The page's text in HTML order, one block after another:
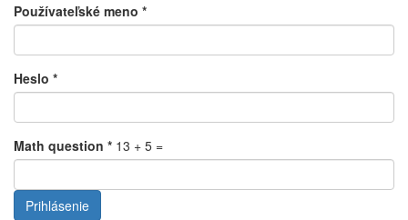
Používateľské meno *
Heslo *
Math question * 13 + 5 =
Prihlásenie